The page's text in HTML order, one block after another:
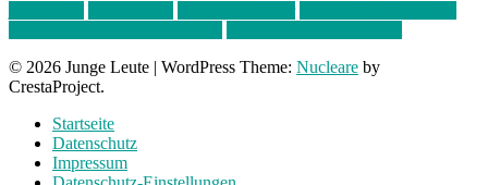
© 2026 Junge Leute | WordPress Theme: Nucleare by
CrestaProject.
Startseite
Datenschutz
Impressum